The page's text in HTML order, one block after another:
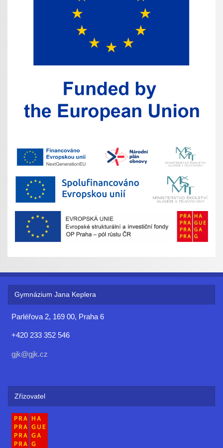
Gymnázium Jana Keplera
Parléřova 2, 169 00, Praha 6
+420 233 352 546
gjk@gjk.cz
Zřizovatel